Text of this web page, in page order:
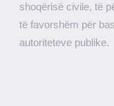
shoqërisë civile, të
të favorshëm për
autoriteteve publike.